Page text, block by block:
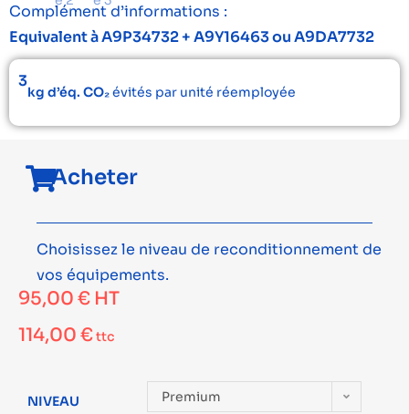
Complément d’informations :
Equivalent à A9P34732 + A9Y16463 ou A9DA7732
3
kg d’éq. CO₂évités par unité réemployée
Acheter
Choisissez le niveau de reconditionnement de
vos équipements.
95,00 € HT
114,00 €ttc
NIVEAU Premium